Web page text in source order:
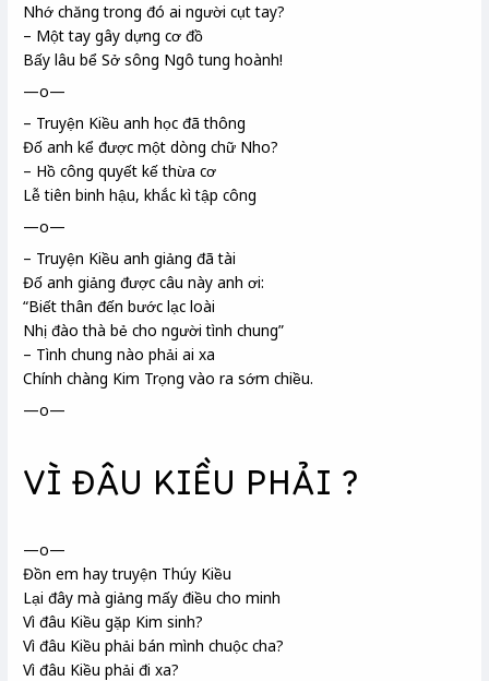
Nhớ chăng trong đó ai người cụt tay?
– Một tay gây dựng cơ đồ
Bấy lâu bể Sở sông Ngô tung hoành!
—o—
– Truyện Kiều anh học đã thông
Đố anh kể được một dòng chữ Nho?
– Hồ công quyết kế thừa cơ
Lễ tiên binh hậu, khắc kì tập công
—o—
– Truyện Kiều anh giảng đã tài
Đố anh giảng được câu này anh ơi:
“Biết thân đến bước lạc loài
Nhị đào thà bẻ cho người tình chung”
– Tình chung nào phải ai xa
Chính chàng Kim Trọng vào ra sớm chiều.
—o—
VÌ ĐÂU KIỀU PHẢI ?
—o—
Đồn em hay truyện Thúy Kiều
Lại đây mà giảng mấy điều cho minh
Vì đâu Kiều gặp Kim sinh?
Vì đâu Kiều phải bán mình chuộc cha?
Vì đâu Kiều phải đi xa?